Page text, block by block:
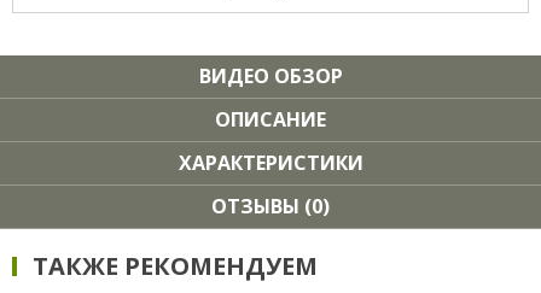
ВИДЕО ОБЗОР
ОПИСАНИЕ
ХАРАКТЕРИСТИКИ
ОТЗЫВЫ (0)
ТАКЖЕ РЕКОМЕНДУЕМ